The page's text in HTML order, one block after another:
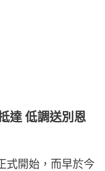
達 低調送別恩
式開始，而早於今